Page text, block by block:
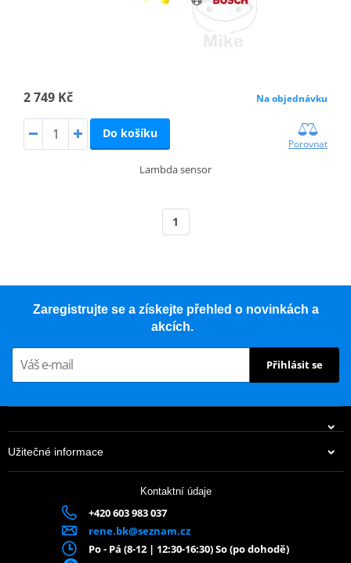
2 749 Kč Na objednávku
Do košíku
Porovnat
Lambda sensor
1
Zaregistrujte se a získejte přehled o novinkách a
akcích.
Přihlásit se
Užitečné informace
Kontaktní údaje
+420 603 983 037
rene.bk@seznam.cz
Po - Pá (8-12 | 12:30-16:30) So (po dohodě)